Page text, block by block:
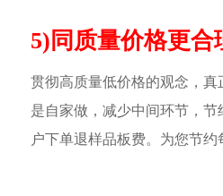
5)同质量价格更合
贯彻高质量低价格的观念，
是自家做，减少中间环节，
户下单退样品板费。为您节约